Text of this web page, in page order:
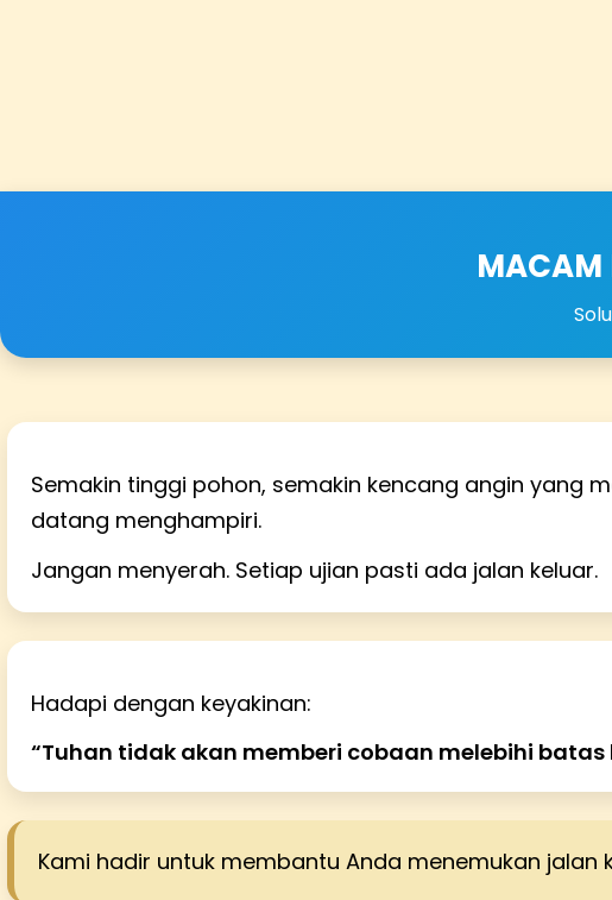
MACAM
Semakin tinggi pohon, semakin kencang angin yang
datang menghampiri.
Jangan menyerah. Setiap ujian pasti ada jalan keluar.
Hadapi dengan keyakinan:
“Tuhan tidak akan memberi cobaan melebihi
Kami hadir untuk membantu Anda menemukan jalan